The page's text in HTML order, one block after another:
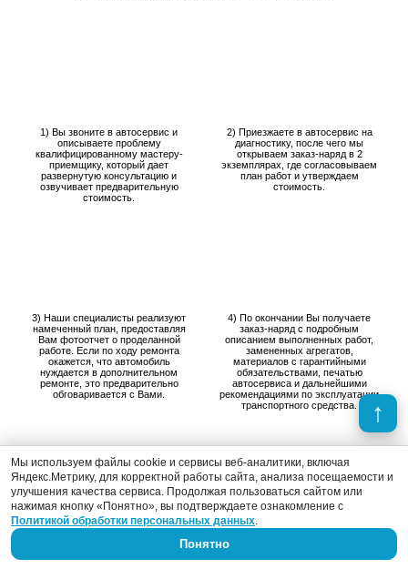
1) Вы звоните в автосервис и
описываете проблему
квалифицированному мастеру-
приемщику, который дает
развернутую консультацию и
озвучивает предварительную
стоимость.
2) Приезжаете в автосервис на
диагностику, после чего мы
открываем заказ-наряд в 2
экземплярах, где согласовываем
план работ и утверждаем
стоимость.
3) Наши специалисты реализуют
намеченный план, предоставляя
Вам фотоотчет о проделанной
работе. Если по ходу ремонта
окажется, что автомобиль
нуждается в дополнительном
ремонте, это предварительно
обговаривается с Вами.
4) По окончании Вы получаете
заказ-наряд с подробным
описанием выполненных работ,
замененных агрегатов,
материалов с гарантийными
обязательствами, печатью
автосервиса и дальнейшими
рекомендациями по эксплуатации
транспортного средства.
Производство запланированных
Даем гарантию на все
Мы используем файлы cookie и сервисы веб-аналитики, включая
Яндекс.Метрику, для корректной работы сайта, анализа посещаемости и
улучшения качества сервиса. Продолжая пользоваться сайтом или
нажимая кнопку «Понятно», вы подтверждаете ознакомление с
Политикой обработки персональных данных.
Понятно